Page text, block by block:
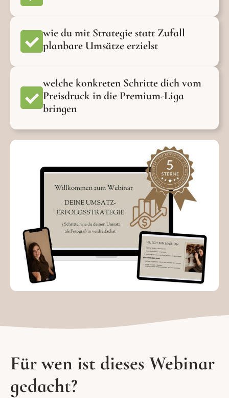
wie du mit Strategie statt Zufall
planbare Umsätze erzielst
welche konkreten Schritte dich vom
Preisdruck in die Premium-Liga
bringen
Für wen ist dieses Webinar
gedacht?